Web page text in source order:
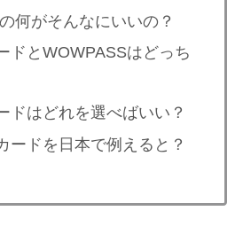
何がそんなにいいの？
ドとWOWPASSはどっち
ドはどれを選べばいい？
ードを日本で例えると？